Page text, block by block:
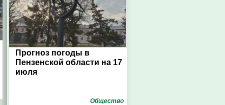
Прогноз погоды в
Пензенской области на 17
июля
Общество